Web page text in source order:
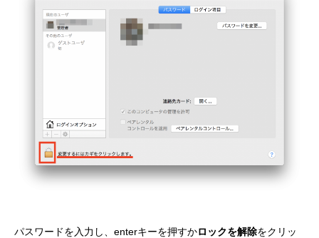
パスワードを入力し、enterキーを押すかロックを解除をクリッ